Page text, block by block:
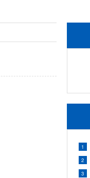
1
2
3